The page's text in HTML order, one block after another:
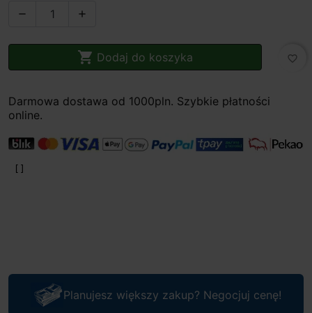
 
 Dodaj do koszyka favorite_border
Darmowa dostawa od 1000pln. Szybkie płatności
online.
Planujesz większy zakup? Negocjuj cenę!